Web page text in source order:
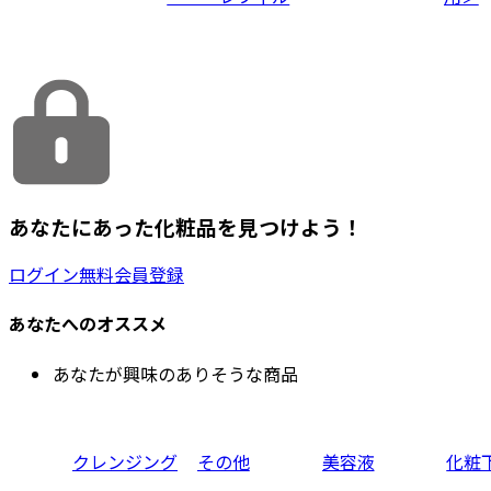
あなたにあった化粧品を見つけよう！
ログイン無料会員登録
あなたへのオススメ
あなたが興味のありそうな商品
クレンジング その他 美容液 化粧